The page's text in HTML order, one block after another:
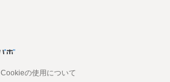
Cookieの使用について